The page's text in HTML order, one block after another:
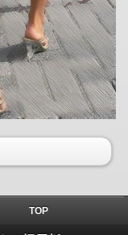
TOP